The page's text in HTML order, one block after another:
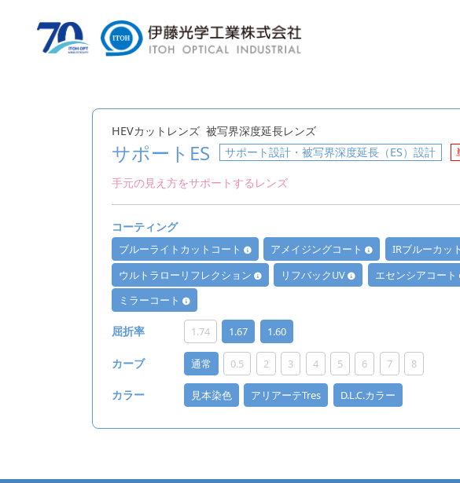
HEVカットレンズ 被写界深度延長レンズ
サポートES サポート設計・被写界深度延長（ES）設計
手元の見え方をサポートするレンズ
コーティング
ブルーライトカットコート アメイジングコート IRブルーカッ
ウルトラローリフレクション
リフバックUV エセンシアコート
ミラーコート
屈折率 1.74 1.67 1.60
カーブ 通常 0.5 2 3 4 5 6 7 8
カラー 見本染色 アリアーテTres D.L.C.カラー